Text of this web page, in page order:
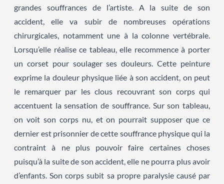
grandes souffrances de l’artiste. A la suite de son
accident, elle va subir de nombreuses opérations
chirurgicales, notamment une à la colonne vertébrale.
Lorsqu’elle réalise ce tableau, elle recommence à porter
un corset pour soulager ses douleurs. Cette peinture
exprime la douleur physique liée à son accident, on peut
le remarquer par les clous recouvrant son corps qui
accentuent la sensation de souffrance. Sur son tableau,
on voit son corps nu, et on pourrait supposer que ce
dernier est prisonnier de cette souffrance physique qui la
contraint à ne plus pouvoir faire certaines choses
puisqu’à la suite de son accident, elle ne pourra plus avoir
d’enfants. Son corps subit sa propre paralysie causé par